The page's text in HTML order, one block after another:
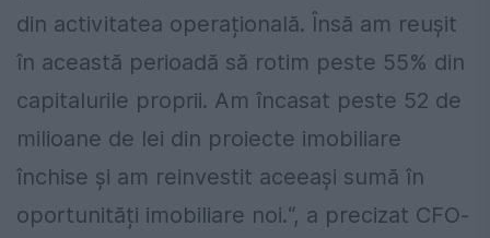
din activitatea operațională. Însă am reușit
în această perioadă să rotim peste 55% din
capitalurile proprii. Am încasat peste 52 de
milioane de lei din proiecte imobiliare
închise și am reinvestit aceeași sumă în
oportunități imobiliare noi.“, a precizat CFO-